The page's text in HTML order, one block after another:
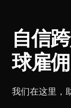
自信
球雇佣
我们在这里，